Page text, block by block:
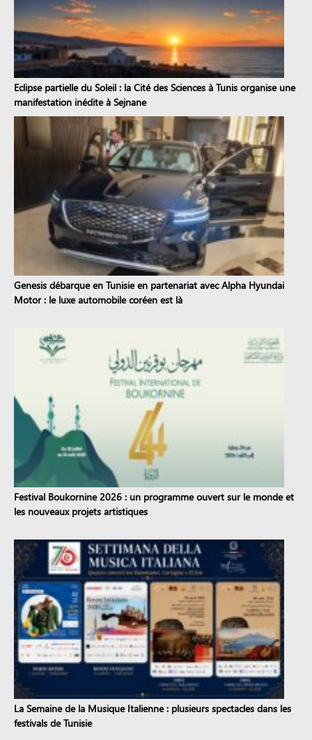
Eclipse partielle du Soleil : la Cité des Sciences à Tunis organise une
manifestation inédite à Sejnane
Genesis débarque en Tunisie en partenariat avec Alpha Hyundai
Motor : le luxe automobile coréen est là
Festival Boukornine 2026 : un programme ouvert sur le monde et
les nouveaux projets artistiques
La Semaine de la Musique Italienne : plusieurs spectacles dans les
festivals de Tunisie